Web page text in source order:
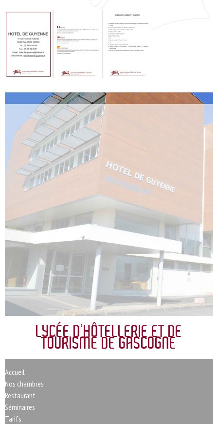
LYCÉE D’HÔTELLERIE ET DE
TOURISME DE GASCOGNE
Accueil
Nos chambres
Restaurant
Séminaires
Tarifs